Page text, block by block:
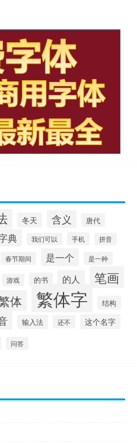
冬天 含义 唐代
典 我们可以 手机 拼音
春节期间 是一个 是一种
游戏 的书 的人 笔画
体 繁体字 结构
输入法 还不 这个名字
问答